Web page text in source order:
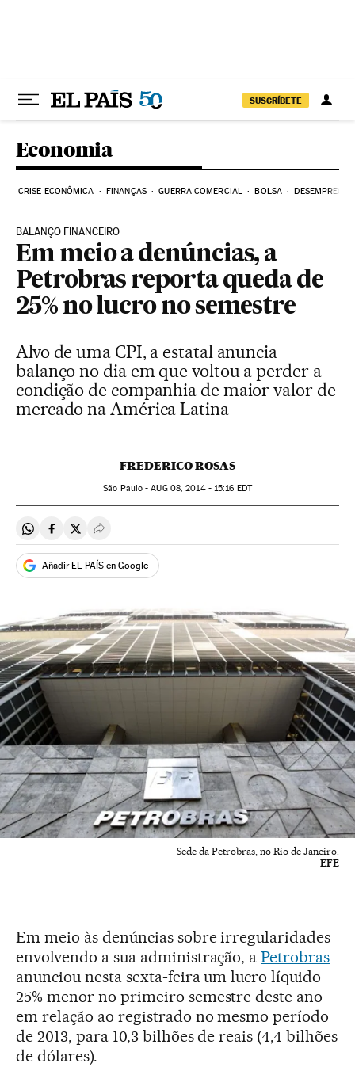
SUSCRÍBETE
Economia
CRISE ECONÔMICA FINANÇAS GUERRA COMERCIAL BOLSA DESEMPREGO
BALANÇO FINANCEIRO
Em meio a denúncias, a
Petrobras reporta queda de
25% no lucro no semestre
Alvo de uma CPI, a estatal anuncia
balanço no dia em que voltou a perder a
condição de companhia de maior valor de
mercado na América Latina
FREDERICO ROSAS
São Paulo -AUG08, 2014 - 15:16 EDT
Compartir en Whatsapp
Compartir en Facebook
Compartir en Twitter
Desplegar Redes Sociales
Añadir EL PAÍS en Google
Sede da Petrobras, no Rio de Janeiro.
EFE
Em meio às denúncias sobre irregularidades
envolvendo a sua administração, aPetrobras
anunciou nesta sexta-feira um lucro líquido
25% menor no primeiro semestre deste ano
em relação ao registrado no mesmo período
de 2013, para 10,3 bilhões de reais (4,4 bilhões
de dólares).